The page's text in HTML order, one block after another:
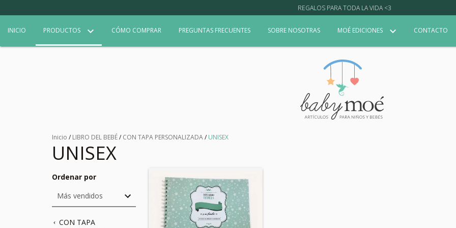
REGALOS PARA TODA LA VIDA <3
INICIO PRODUCTOS CÓMO COMPRAR PREGUNTAS FRECUENTES SOBRE NOSOTRAS MOÉ EDICIONES CONTACTO
Inicio / LIBRO DEL BEBÉ/ CON TAPA PERSONALIZADA/ UNISEX
UNISEX
Ordenar por
CON TAPA